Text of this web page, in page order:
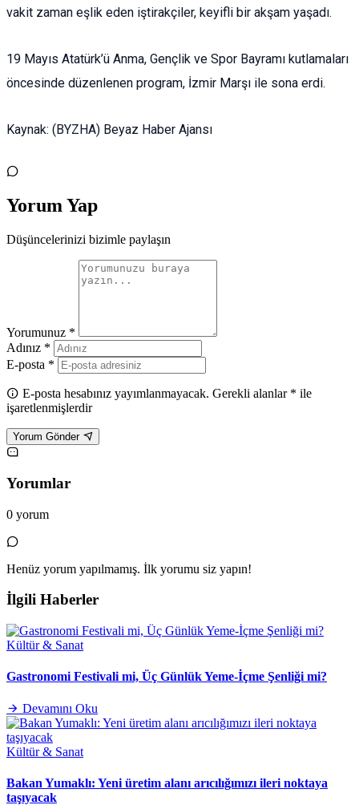
vakit zaman eşlik eden iştirakçiler, keyifli bir akşam yaşadı.
19 Mayıs Atatürk’ü Anma, Gençlik ve Spor Bayramı kutlamaları
öncesinde düzenlenen program, İzmir Marşı ile sona erdi.
Kaynak: (BYZHA) Beyaz Haber Ajansı
Yorum Yap
Düşüncelerinizi bizimle paylaşın
Yorumunuz *
Adınız *
E-posta *
E-posta hesabınız yayımlanmayacak. Gerekli alanlar * ile
işaretlenmişlerdir
Yorum Gönder
Yorumlar
0 yorum
Henüz yorum yapılmamış. İlk yorumu siz yapın!
İlgili Haberler
Kültür & Sanat
Gastronomi Festivali mi, Üç Günlük Yeme-İçme Şenliği mi?
Devamını Oku
Kültür & Sanat
Bakan Yumaklı: Yeni üretim alanı arıcılığımızı ileri noktaya
taşıyacak